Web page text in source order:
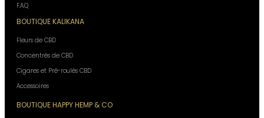
F.A.Q
BOUTIQUE KALIKANA
Fleurs de CBD
Concentrés de CBD
Cigares et Pré-roulés CBD
Accessoires
BOUTIQUE HAPPY HEMP & CO